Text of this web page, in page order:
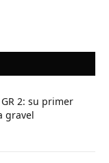
2: su primer
gravel